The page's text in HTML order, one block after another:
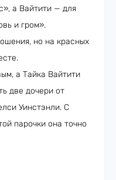
а Вайтити — для
и гром».
но на красных
а Тайка Вайтити
две дочери от
Уинстэнли. С
парочки она точно